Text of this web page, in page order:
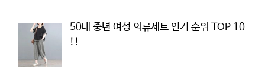
50대 중년 여성 의류세트 인기 순위 TOP 10
!!